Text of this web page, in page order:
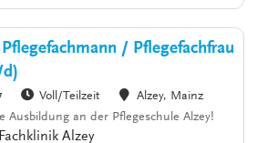
/ Pflegefachfrau
Voll/Teilzeit
Alzey, Mainz
Ausbildung an der Pflegeschule Alzey!
Alzey